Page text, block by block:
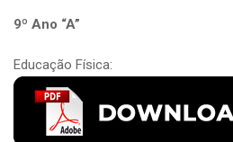
9º Ano “A”
Educação Física: